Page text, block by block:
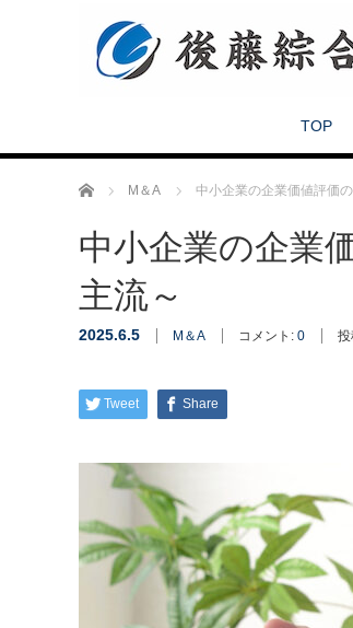
TOP
ホーム M＆A 中小企業の企業価値評価
中小企業の企業
主流～
2025.6.5 M＆A コメント: 0 投
Tweet Share